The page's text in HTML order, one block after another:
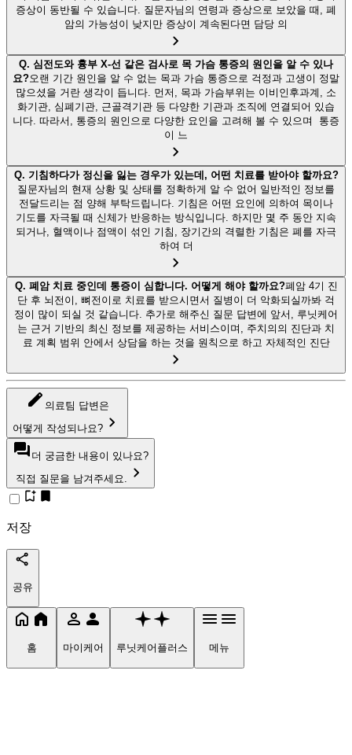
증상이 동반될 수 있습니다. 질문자님의 연령과 증상으로 보았을 때, 폐
암의 가능성이 낮지만 증상이 계속된다면 담당 의
Q. 심전도와 흉부 X-선 같은 검사로 목 가슴 통증의 원인을 알 수 있나
요?오랜 기간 원인을 알 수 없는 목과 가슴 통증으로 걱정과 고생이 정말
많으셨을 거란 생각이 듭니다. 먼저, 목과 가슴부위는 이비인후과계, 소
화기관, 심폐기관, 근골격기관 등 다양한 기관과 조직에 연결되어 있습
니다. 따라서, 통증의 원인으로 다양한 요인을 고려해 볼 수 있으며 통증
이 느
Q. 기침하다가 정신을 잃는 경우가 있는데, 어떤 치료를 받아야 할까요?
질문자님의 현재 상황 및 상태를 정확하게 알 수 없어 일반적인 정보를
전달드리는 점 양해 부탁드립니다. 기침은 어떤 요인에 의하여 목이나
기도를 자극될 때 신체가 반응하는 방식입니다. 하지만 몇 주 동안 지속
되거나, 혈액이나 점액이 섞인 기침, 장기간의 격렬한 기침은 폐를 자극
하여 더
Q. 폐암 치료 중인데 통증이 심합니다. 어떻게 해야 할까요?폐암 4기 진
단 후 뇌전이, 뼈전이로 치료를 받으시면서 질병이 더 악화되실까봐 걱
정이 많이 되실 것 같습니다. 추가로 해주신 질문 답변에 앞서, 루닛케어
는 근거 기반의 최신 정보를 제공하는 서비스이며, 주치의의 진단과 치
료 계획 범위 안에서 상담을 하는 것을 원칙으로 하고 자체적인 진단
의료팀 답변은
어떻게 작성되나요?
더 궁금한 내용이 있나요?
직접 질문을 남겨주세요.
저장
공유
홈 마이케어 루닛케어플러스 메뉴